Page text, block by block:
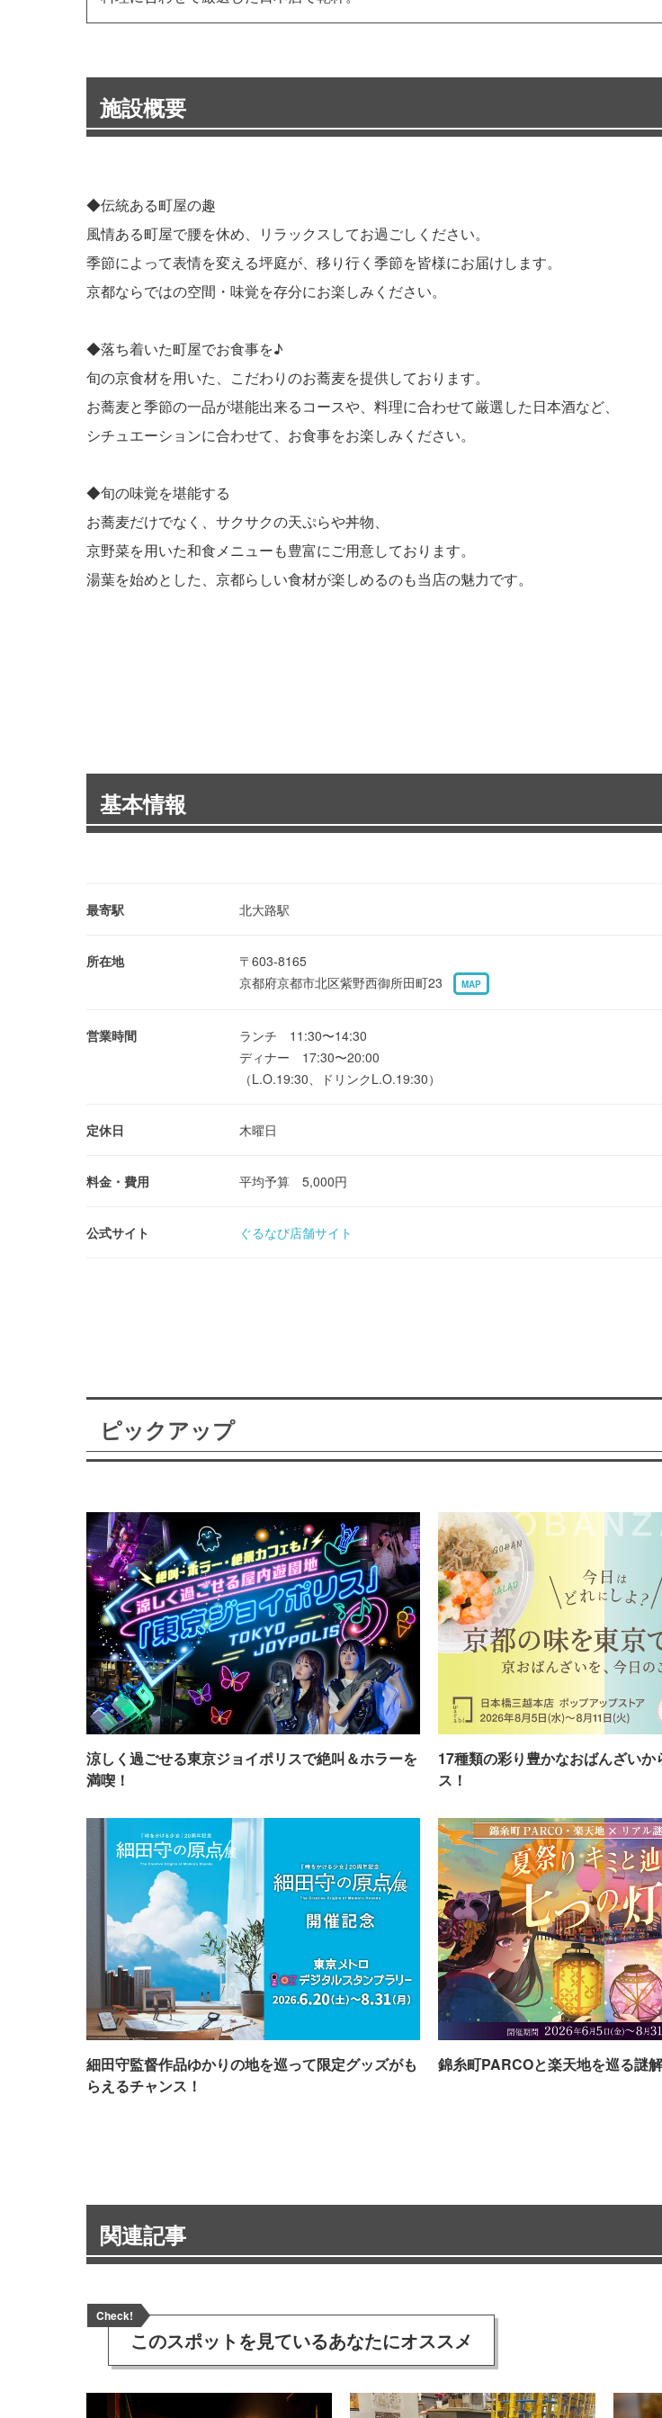
施設概要
◆伝統ある町屋の趣
風情ある町屋で腰を休め、リラックスしてお過ごしください。
季節によって表情を変える坪庭が、移り行く季節を皆様にお届けします。
京都ならではの空間・味覚を存分にお楽しみください。
◆落ち着いた町屋でお食事を♪
旬の京食材を用いた、こだわりのお蕎麦を提供しております。
お蕎麦と季節の一品が堪能出来るコースや、料理に合わせて厳選した日本酒など、
シチュエーションに合わせて、お食事をお楽しみください。
◆旬の味覚を堪能する
お蕎麦だけでなく、サクサクの天ぷらや丼物、
京野菜を用いた和食メニューも豊富にご用意しております。
湯葉を始めとした、京都らしい食材が楽しめるのも当店の魅力です。
基本情報
最寄駅 北大路駅
所在地
〒603-8165
京都府京都市北区紫野西御所田町23
MAP
営業時間
ランチ 11:30〜14:30
ディナー 17:30〜20:00
（L.O.19:30、ドリンクL.O.19:30）
定休日 木曜日
料金・費用 平均予算 5,000円
公式サイト ぐるなび店舗サイト
ピックアップ
涼しく過ごせる東京ジョイポリスで絶叫＆ホラーを
満喫！
17種類の彩り豊かなおばんざいか
ス！
細田守監督作品ゆかりの地を巡って限定グッズがも
らえるチャンス！
錦糸町PARCOと楽天地を巡る謎
関連記事
Check!
このスポットを見ているあなたにオススメ